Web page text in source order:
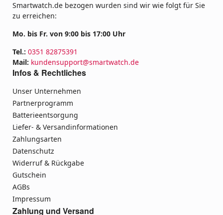
Smartwatch.de bezogen wurden sind wir wie folgt für Sie
zu erreichen:
Mo. bis Fr. von 9:00 bis 17:00 Uhr
Tel.: 0351 82875391
Mail: kundensupport@smartwatch.de
Infos & Rechtliches
Unser Unternehmen
Partnerprogramm
Batterieentsorgung
Liefer- & Versandinformationen
Zahlungsarten
Datenschutz
Widerruf & Rückgabe
Gutschein
AGBs
Impressum
Zahlung und Versand